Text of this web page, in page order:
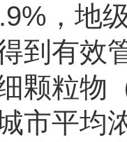
，地
到有效
颗粒物
市平均